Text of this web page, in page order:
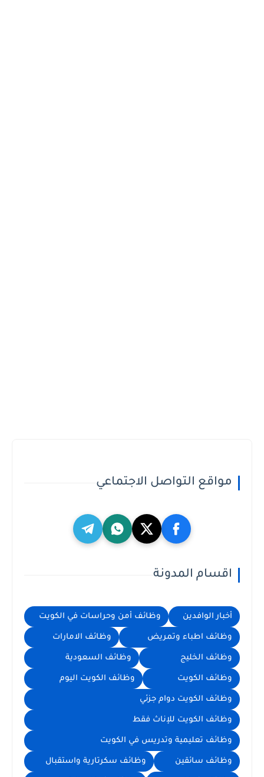
مواقع التواصل الاجتماعي
اقسام المدونة
أخبار الوافدين وظائف أمن وحراسات في الكويت
وظائف اطباء وتمريض وظائف الامارات
وظائف الخليج وظائف السعودية
وظائف الكويت وظائف الكويت اليوم
وظائف الكويت دوام جزئي
وظائف الكويت للإناث فقط
وظائف تعليمية وتدريس في الكويت
وظائف سائقين وظائف سكرتارية واستقبال